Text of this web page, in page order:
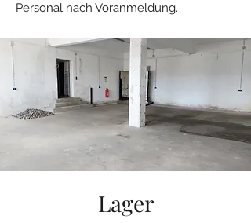
Personal nach Voranmeldung.
Lager